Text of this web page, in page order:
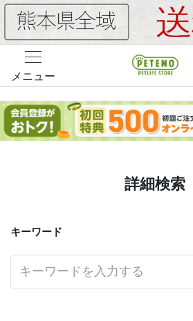
メニュー
詳細検索
キーワード